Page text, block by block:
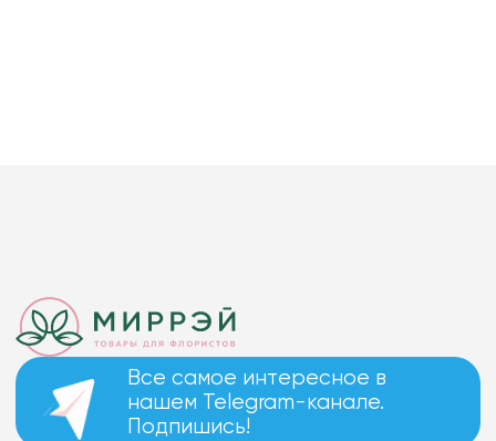
Все самое интересное в
нашем Telegram-канале.
Подпишись!